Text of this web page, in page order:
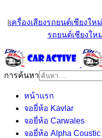
|เครื่องเสียงรถยนต์เชียงใหม่
รถยนต์เชียงให
การค้นหา
หน้าแรก
จอยี่ห้อ Kavlar
จอยี่ห้อ Carwales
จอยี่ห้อ Alpha Coustic